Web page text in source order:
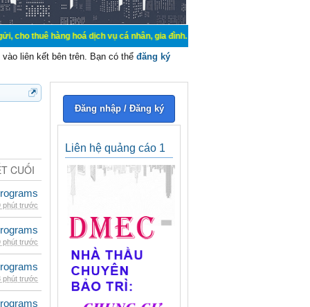
hoá dịch vụ cá nhân, gia đình. Mua bán, ký gửi, cho thuê thiết bị hệ
liên kết bên trên. Bạn có thể đăng ký
CUỐI
phút trước
phút trước
phút trước
Đăng nhập / Đăng ký
Liên hệ quảng cáo 1